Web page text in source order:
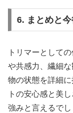
6. まとめと
トリマーとして
や共感力、繊細
物の状態を詳細
トの安心感と美
強みと言えるで